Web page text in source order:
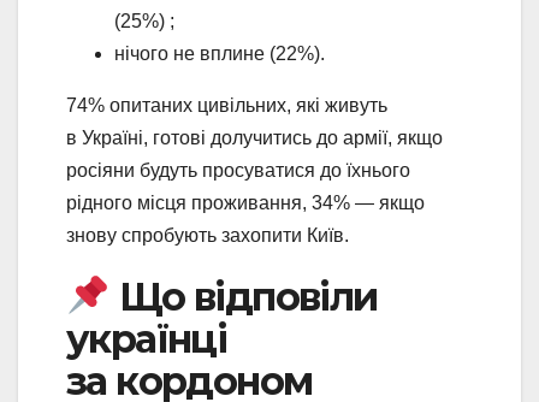
(25%) ;
нічого не вплине (22%).
74% опитаних цивільних, які живуть
в Україні, готові долучитись до армії, якщо
росіяни будуть просуватися до їхнього
рідного місця проживання, 34% — якщо
знову спробують захопити Київ.
Що відповіли
українці
за кордоном